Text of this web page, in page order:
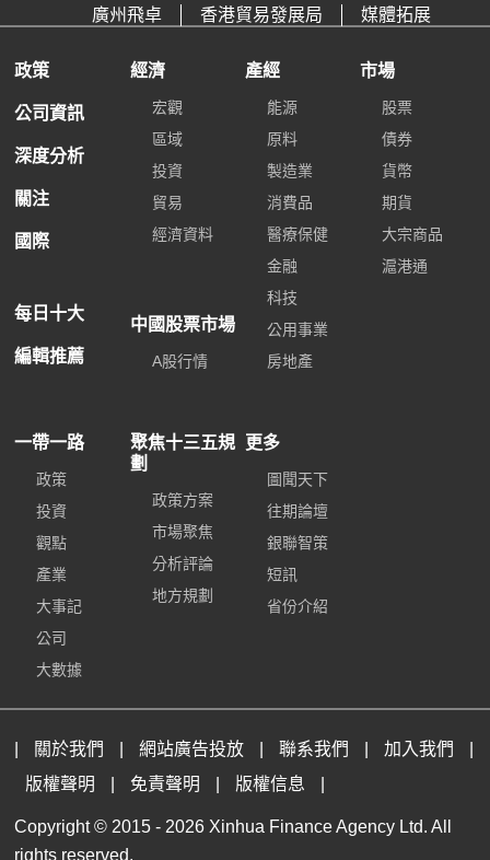
廣州飛卓
香港貿易發展局 媒體拓展
政策
公司資訊
深度分析
關注
國際
每日十大
編輯推薦
經濟
宏觀
區域
投資
貿易
經濟資料
中國股票市場
A股行情
產經
能源
原料
製造業
消費品
醫療保健
金融
科技
公用事業
房地產
市場
股票
債券
貨幣
期貨
大宗商品
滬港通
一帶一路
政策
投資
觀點
產業
大事記
公司
大數據
聚焦十三五規
劃
政策方案
市場聚焦
分析評論
地方規劃
更多
圖聞天下
往期論壇
銀聯智策
短訊
省份介紹
關於我們 網站廣告投放 聯系我們 加入我們
版權聲明
免責聲明 版權信息
Copyright © 2015 - 2026 Xinhua Finance Agency Ltd. All
rights reserved.